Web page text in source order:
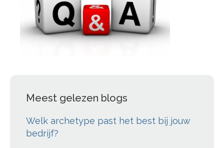
Meest gelezen blogs
Welk archetype past het best bij jouw
bedrijf?